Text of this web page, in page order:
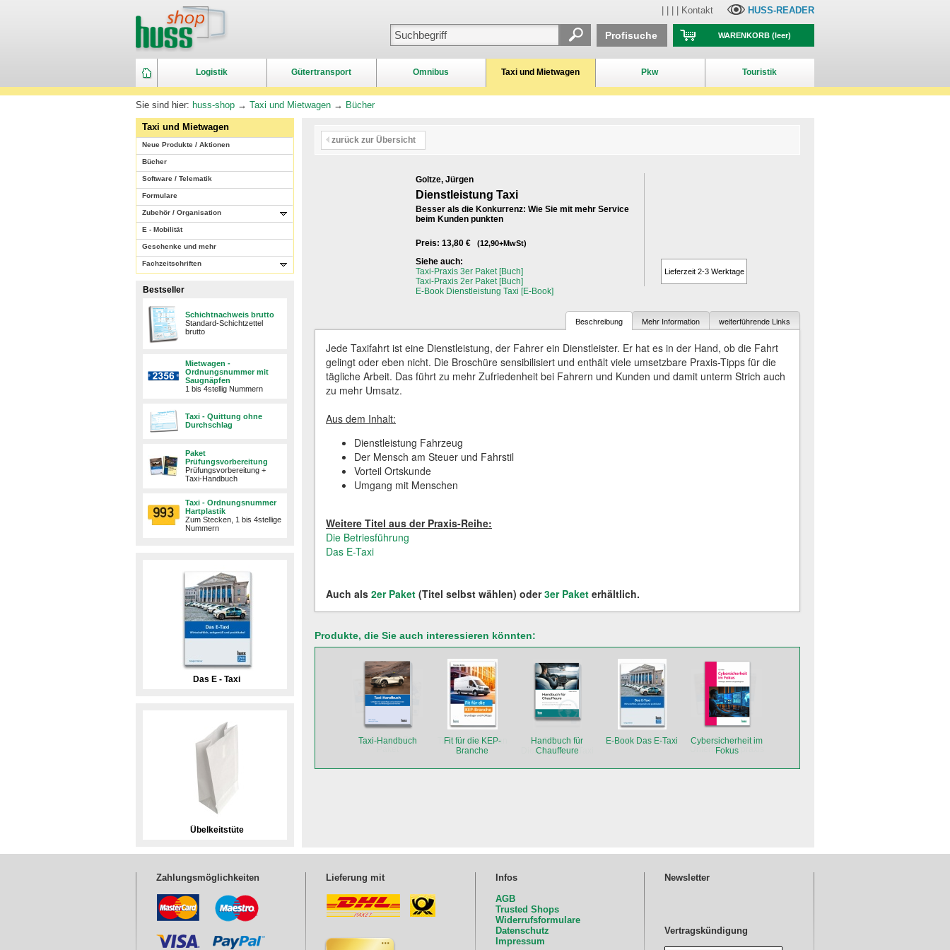
Logistik Gütertransport Omnibus Taxi und Mietwagen Pkw Touristik
Kontakt HUSS-READER
WARENKORB(leer)
Profisuche
Sie sind hier: huss-shop → Taxi und Mietwagen → Bücher
Taxi und Mietwagen
Neue Produkte / Aktionen
Bücher
Software / Telematik
Formulare
Zubehör / Organisation
E - Mobilität
Geschenke und mehr
Fachzeitschriften
Bestseller
Schichtnachweis brutto
Standard-Schichtzettel
brutto
Mietwagen -
Ordnungsnummer mit
Saugnäpfen
1 bis 4stellig Nummern
Taxi - Quittung ohne
Durchschlag
Paket
Prüfungsvorbereitung
Prüfungsvorbereitung +
Taxi-Handbuch
Taxi - Ordnungsnummer
Hartplastik
Zum Stecken, 1 bis 4stellige
Nummern
Das E - Taxi
Übelkeitstüte
zurück zur Übersicht
Goltze, Jürgen
Dienstleistung Taxi
Besser als die Konkurrenz: Wie Sie mit mehr Service
beim Kunden punkten
Preis: 13,80 € (12,90+MwSt)
Siehe auch:
Taxi-Praxis 3er Paket [Buch]
Taxi-Praxis 2er Paket [Buch]
E-Book Dienstleistung Taxi [E-Book]
Lieferzeit 2-3 Werktage
Beschreibung Mehr Information weiterführende Links
Jede Taxifahrt ist eine Dienstleistung, der Fahrer ein Dienstleister. Er hat es in der Hand, ob die Fahrt
gelingt oder eben nicht. Die Broschüre sensibilisiert und enthält viele umsetzbare Praxis-Tipps für die
tägliche Arbeit. Das führt zu mehr Zufriedenheit bei Fahrern und Kunden und damit unterm Strich auch
zu mehr Umsatz.
Aus dem Inhalt:
Dienstleistung Fahrzeug
Der Mensch am Steuer und Fahrstil
Vorteil Ortskunde
Umgang mit Menschen
Weitere Titel aus der Praxis-Reihe:
Die Betriesführung
Das E-Taxi
Auch als 2er Paket (Titel selbst wählen) oder3er Paket erhältlich.
Produkte, die Sie auch interessieren könnten:
Taxi-Handbuch
Fit für die KEP-
Branche
Handbuch für
Chauffeure
E-Book Das E-Taxi
Cybersicherheit im
Fokus
Zahlungsmöglichkeiten Lieferung mit
Infos
AGB
Trusted Shops
Widerrufsformulare
Datenschutz
Impressum
Newsletter
Vertragskündigung